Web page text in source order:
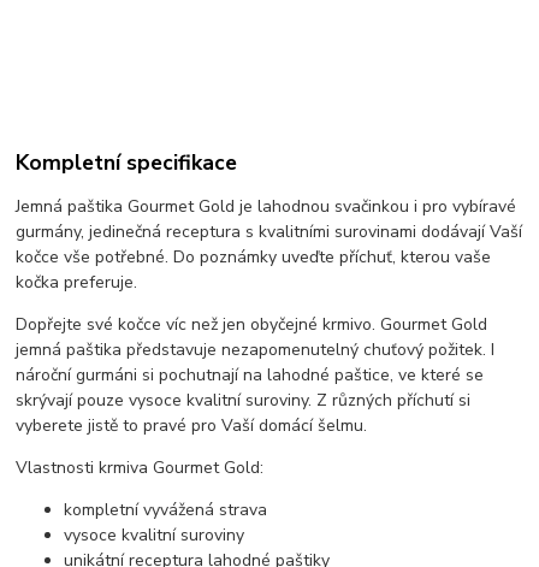
Kompletní specifikace
Jemná paštika Gourmet Gold je lahodnou svačinkou i pro vybíravé
gurmány, jedinečná receptura s kvalitními surovinami dodávají Vaší
kočce vše potřebné. Do poznámky uveďte příchuť, kterou vaše
kočka preferuje.
Dopřejte své kočce víc než jen obyčejné krmivo. Gourmet Gold
jemná paštika představuje nezapomenutelný chuťový požitek. I
nároční gurmáni si pochutnají na lahodné paštice, ve které se
skrývají pouze vysoce kvalitní suroviny. Z různých příchutí si
vyberete jistě to pravé pro Vaší domácí šelmu.
Vlastnosti krmiva Gourmet Gold:
kompletní vyvážená strava
vysoce kvalitní suroviny
unikátní receptura lahodné paštiky